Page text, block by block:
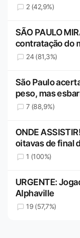
2 (42,9%)
SÃO PAULO
contratação do
24 (81,3%)
São Paulo
peso, mas
7 (88,9%)
ONDE
oitavas de final
1 (100%)
URGENTE:
Alphaville
19 (57,7%)